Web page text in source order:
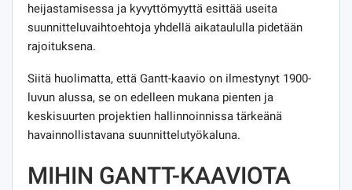
heijastamisessa ja kyvyttömyyttä esittää useita
suunnitteluvaihtoehtoja yhdellä aikataululla pidetään
rajoituksena.
Siitä huolimatta, että Gantt-kaavio on ilmestynyt 1900-
luvun alussa, se on edelleen mukana pienten ja
keskisuurten projektien hallinnoinnissa tärkeänä
havainnollistavana suunnittelutyökaluna.
MIHIN GANTT-KAAVIOTA